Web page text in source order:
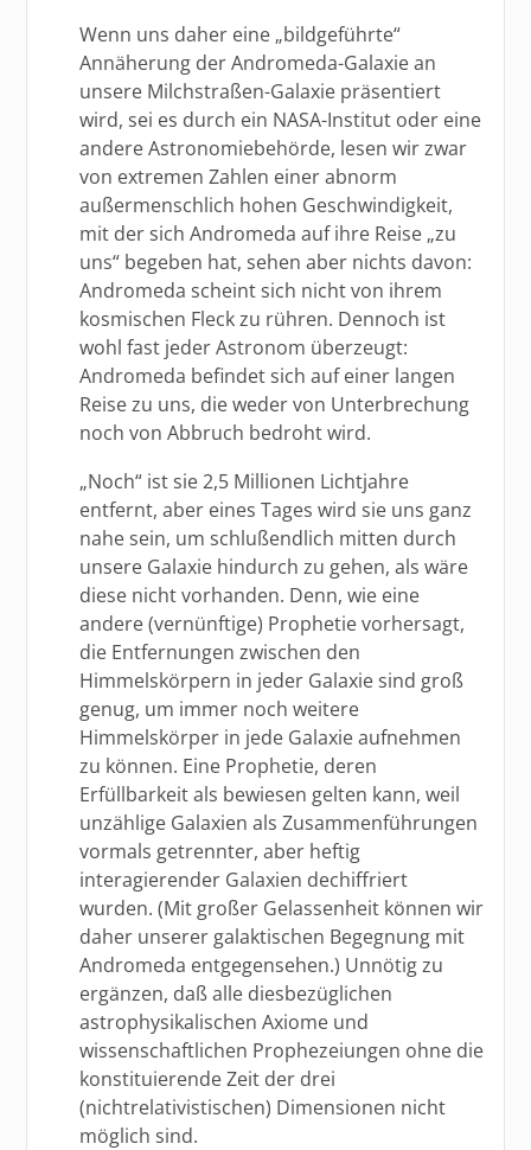
Wenn uns daher eine „bildgeführte“
Annäherung der Andromeda-Galaxie an
unsere Milchstraßen-Galaxie präsentiert
wird, sei es durch ein NASA-Institut oder eine
andere Astronomiebehörde, lesen wir zwar
von extremen Zahlen einer abnorm
außermenschlich hohen Geschwindigkeit,
mit der sich Andromeda auf ihre Reise „zu
uns“ begeben hat, sehen aber nichts davon:
Andromeda scheint sich nicht von ihrem
kosmischen Fleck zu rühren. Dennoch ist
wohl fast jeder Astronom überzeugt:
Andromeda befindet sich auf einer langen
Reise zu uns, die weder von Unterbrechung
noch von Abbruch bedroht wird.
„Noch“ ist sie 2,5 Millionen Lichtjahre
entfernt, aber eines Tages wird sie uns ganz
nahe sein, um schlußendlich mitten durch
unsere Galaxie hindurch zu gehen, als wäre
diese nicht vorhanden. Denn, wie eine
andere (vernünftige) Prophetie vorhersagt,
die Entfernungen zwischen den
Himmelskörpern in jeder Galaxie sind groß
genug, um immer noch weitere
Himmelskörper in jede Galaxie aufnehmen
zu können. Eine Prophetie, deren
Erfüllbarkeit als bewiesen gelten kann, weil
unzählige Galaxien als Zusammenführungen
vormals getrennter, aber heftig
interagierender Galaxien dechiffriert
wurden. (Mit großer Gelassenheit können wir
daher unserer galaktischen Begegnung mit
Andromeda entgegensehen.) Unnötig zu
ergänzen, daß alle diesbezüglichen
astrophysikalischen Axiome und
wissenschaftlichen Prophezeiungen ohne die
konstituierende Zeit der drei
(nichtrelativistischen) Dimensionen nicht
möglich sind.